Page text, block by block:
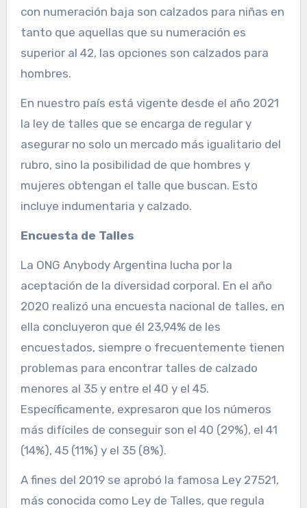
con numeración baja son calzados para niñas en
tanto que aquellas que su numeración es
superior al 42, las opciones son calzados para
hombres.
En nuestro país está vigente desde el año 2021
la ley de talles que se encarga de regular y
asegurar no solo un mercado más igualitario del
rubro, sino la posibilidad de que hombres y
mujeres obtengan el talle que buscan. Esto
incluye indumentaria y calzado.
Encuesta de Talles
La ONG Anybody Argentina lucha por la
aceptación de la diversidad corporal. En el año
2020 realizó una encuesta nacional de talles, en
ella concluyeron que él 23,94% de les
encuestados, siempre o frecuentemente tienen
problemas para encontrar talles de calzado
menores al 35 y entre el 40 y el 45.
Específicamente, expresaron que los números
más difíciles de conseguir son el 40 (29%), el 41
(14%), 45 (11%) y el 35 (8%).
A fines del 2019 se aprobó la famosa Ley 27521,
más conocida como Ley de Talles, que regula